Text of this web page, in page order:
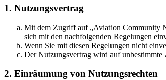
1. Nutzungsvertrag
Mit dem Zugriff auf „Aviation Community
sich mit den nachfolgenden Regelungen
Wenn Sie mit diesen Regelungen nicht
Der Nutzungsvertrag wird auf unbestimmte
2. Einräumung von Nutzungsrechten